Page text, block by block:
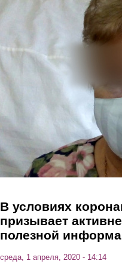
Перейти к основному содержанию
В условиях
призывает
полезной
среда, 1 апреля, 2020 - 14:14